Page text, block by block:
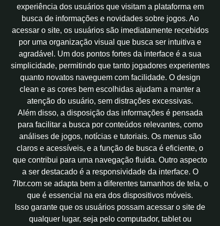
experiência dos usuários que visitam a plataforma em
busca de informações e novidades sobre jogos. Ao
acessar o site, os usuários são imediatamente recebidos
por uma organização visual que busca ser intuitiva e
agradável. Um dos pontos fortes da interface é a sua
simplicidade, permitindo que tanto jogadores experientes
quanto novatos naveguem com facilidade. O design
clean e as cores bem escolhidas ajudam a manter a
atenção do usuário, sem distrações excessivas.
Além disso, a disposição das informações é pensada
para facilitar a busca por conteúdos relevantes, como
análises de jogos, notícias e tutoriais. Os menus são
claros e acessíveis, e a função de busca é eficiente, o
que contribui para uma navegação fluida. Outro aspecto
a ser destacado é a responsividade da interface. O
7lbr.com se adapta bem a diferentes tamanhos de tela, o
que é essencial na era dos dispositivos móveis.
Isso garante que os usuários possam acessar o site de
qualquer lugar, seja pelo computador, tablet ou